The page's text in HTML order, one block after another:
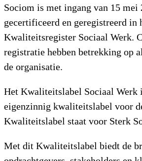
Sociom is met ingang van 15 mei
gecertificeerd en geregistreerd in
Kwaliteitsregister Sociaal Werk.
registratie hebben betrekking op
de organisatie.
Het Kwaliteitslabel Sociaal Werk
eigenzinnig kwaliteitslabel voor
Kwaliteitslabel staat voor Sterk
Met dit Kwaliteitslabel biedt de